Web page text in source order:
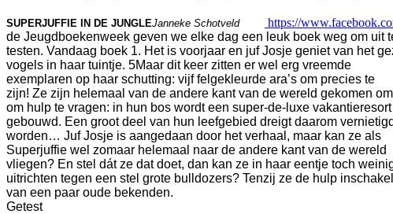
SUPERJUFFIE IN DE JUNGLEJanneke Schotveld https://
de Jeugdboekenweek geven we elke dag een leuk boek weg om uit
testen. Vandaag boek 1. Het is voorjaar en juf Josje geniet van het
vogels in haar tuintje. 5Maar dit keer zitten er wel erg vreemde
exemplaren op haar schutting: vijf felgekleurde ara’s om precies te
zijn! Ze zijn helemaal van de andere kant van de wereld gekomen
om hulp te vragen: in hun bos wordt een super-de-luxe vakantieresort
gebouwd. Een groot deel van hun leefgebied dreigt daarom
worden… Juf Josje is aangedaan door het verhaal, maar kan ze als
Superjuffie wel zomaar helemaal naar de andere kant van de wereld
vliegen? En stel dát ze dat doet, dan kan ze in haar eentje toch
uitrichten tegen een stel grote bulldozers? Tenzij ze de hulp
van een paar oude bekenden.
Getest